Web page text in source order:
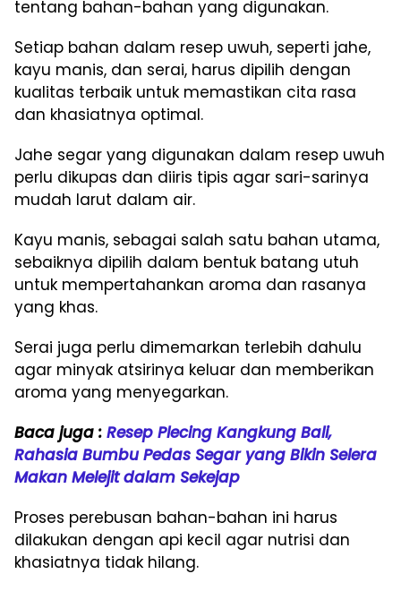
tentang bahan-bahan yang digunakan.
Setiap bahan dalam resep uwuh, seperti jahe,
kayu manis, dan serai, harus dipilih dengan
kualitas terbaik untuk memastikan cita rasa
dan khasiatnya optimal.
Jahe segar yang digunakan dalam resep uwuh
perlu dikupas dan diiris tipis agar sari-sarinya
mudah larut dalam air.
Kayu manis, sebagai salah satu bahan utama,
sebaiknya dipilih dalam bentuk batang utuh
untuk mempertahankan aroma dan rasanya
yang khas.
Serai juga perlu dimemarkan terlebih dahulu
agar minyak atsirinya keluar dan memberikan
aroma yang menyegarkan.
Baca juga : Resep Plecing Kangkung Bali,
Rahasia Bumbu Pedas Segar yang Bikin Selera
Makan Melejit dalam Sekejap
Proses perebusan bahan-bahan ini harus
dilakukan dengan api kecil agar nutrisi dan
khasiatnya tidak hilang.